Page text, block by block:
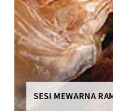
SESI MEWARNA